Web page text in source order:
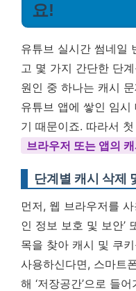
요!
유튜브 실시간 썸네일
고 몇 가지 간단한 단
원인 중 하나는 캐시
유튜브 앱에 쌓인 임시
기 때문이죠. 따라서
브라우저 또는 앱의
단계별 캐시 삭제
먼저, 웹 브라우저를
인 정보 보호 및 보안’
목을 찾아 캐시 및 쿠
사용하신다면, 스마트
해 ‘저장공간’으로 들